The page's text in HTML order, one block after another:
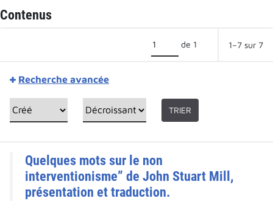
Contenus
de 1 1–7 sur 7
Recherche avancée
TRIER
Quelques mots sur le non
interventionisme” de John Stuart Mill,
présentation et traduction.